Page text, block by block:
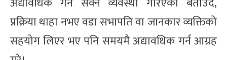
प्रक्रिया थाहा नभए वडा सभापति वा जानकार व्यक्तिको
सहयोग लिएर भए पनि समयमै अद्यावधिक गर्न आग्रह